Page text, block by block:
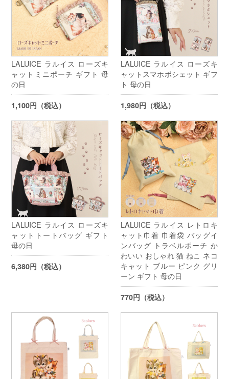
LALUICE ラルイス ローズキ
ャットミニポーチ ギフト 母
の日
1,100円（税込）
LALUICE ラルイス ローズキ
ャットスマホポシェット ギフ
ト 母の日
1,980円（税込）
LALUICE ラルイス ローズキ
ャットトートバッグ ギフト
母の日
6,380円（税込）
LALUICE ラルイス レトロキ
ャット巾着 巾着袋 バッグイ
ンバッグ トラベルポーチ か
わいい おしゃれ 猫 ねこ ネコ
キャット ブルー ピンク グリ
ーン ギフト 母の日
770円（税込）